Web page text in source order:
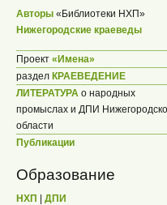
Авторы «Библиотеки НХП»
Нижегородские краеведы
Проект «Имена»
раздел КРАЕВЕДЕНИЕ
ЛИТЕРАТУРА о народных
промыслах и ДПИ
области
Публикации
Образование
НХП | ДПИ